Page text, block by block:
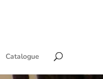
Catalogue